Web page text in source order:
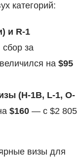
категорий:
и R-1
сбор за
на $95
(H-1B, L-1, O-
$160 — с $2 805
визы для